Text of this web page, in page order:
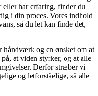
eller har erfaring, finder du
i din proces. Vores indhold
så du let kan finde det,
håndværk og en ønsket om at
at viden styrker, og at alle
Derfor stræber vi
og letforståelige, så alle